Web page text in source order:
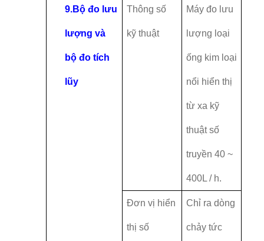
9.Bộ đo lưu
lượng và
bộ đo tích
lũy
Thông số
kỹ thuật
Máy đo lưu
lượng loại
ống kim loại
nổi hiển thị
từ xa kỹ
thuật số
truyền 40 ~
400L / h.
Đơn vị hiển
thị số
Chỉ ra dòng
chảy tức